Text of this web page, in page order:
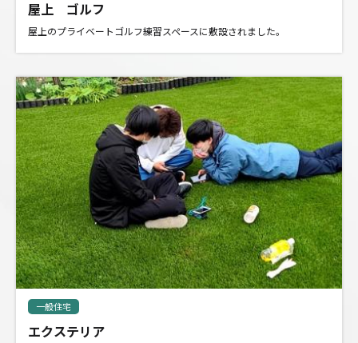
屋上 ゴルフ
屋上のプライベートゴルフ練習スペースに敷設されました。
一般住宅
エクステリア